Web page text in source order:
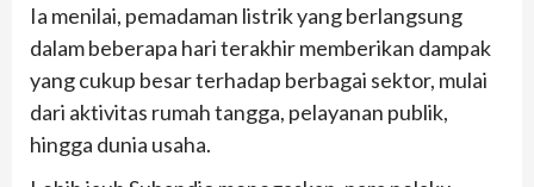
Ia menilai, pemadaman listrik yang berlangsung
dalam beberapa hari terakhir memberikan dampak
yang cukup besar terhadap berbagai sektor, mulai
dari aktivitas rumah tangga, pelayanan publik,
hingga dunia usaha.